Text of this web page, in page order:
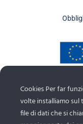
Cookies Per far
volte installiamo
file di dati che si